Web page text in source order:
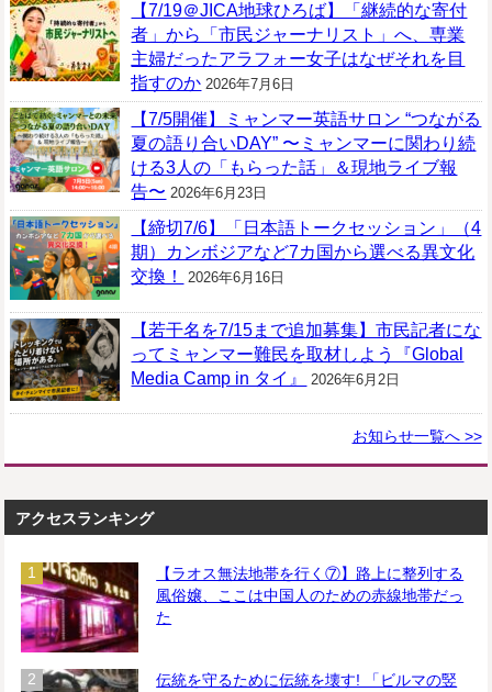
【7/19＠JICA地球ひろば】「継続的な寄付
者」から「市民ジャーナリスト」へ、専業
主婦だったアラフォー女子はなぜそれを目
指すのか 2026年7月6日
【7/5開催】ミャンマー英語サロン “つながる
夏の語り合いDAY” 〜ミャンマーに関わり続
ける3人の「もらった話」＆現地ライブ報
告〜 2026年6月23日
【締切7/6】「日本語トークセッション」（4
期）カンボジアなど7カ国から選べる異文化
交換！
2026年6月16日
【若干名を7/15まで追加募集】市民記者にな
ってミャンマー難民を取材しよう『Global
Media Camp in タイ』
2026年6月2日
お知らせ一覧へ >>
アクセスランキング
【ラオス無法地帯を行く⑦】路上に整列する
風俗嬢、ここは中国人のための赤線地帯だっ
た
伝統を守るために伝統を壊す! 「ビルマの竪